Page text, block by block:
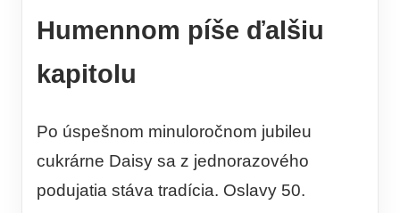
Humennom píše ďalšiu
kapitolu
Po úspešnom minuloročnom jubileu
cukrárne Daisy sa z jednorazového
podujatia stáva tradícia. Oslavy 50.